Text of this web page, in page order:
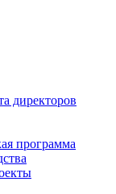
директоров
программа